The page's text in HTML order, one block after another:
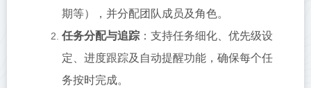
期等），并分配团队成员及角色。
任务分配与追踪 ：支持任务细化、优先级设
定、进度跟踪及自动提醒功能，确保每个任
务按时完成。